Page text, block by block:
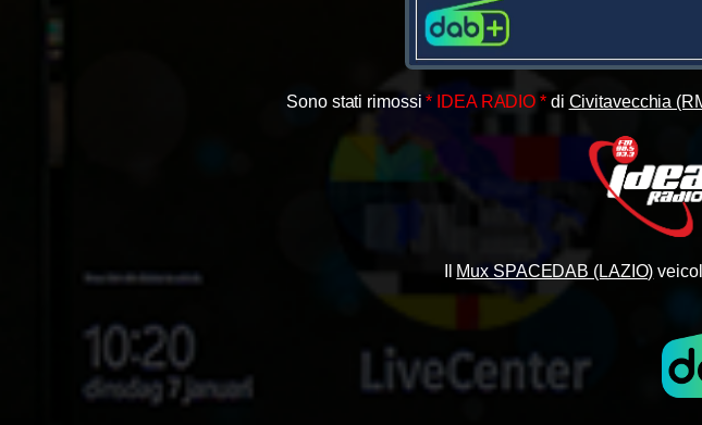
Sono stati rimossi * IDEA RADIO *di Civitavecchia
Mux SPACEDAB (LAZIO)